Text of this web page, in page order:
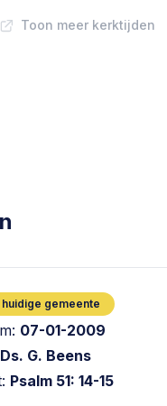
Toon meer kerktijden
huidige gemeente
07-01-2009
Ds. G. Beens
Psalm 51: 14-15